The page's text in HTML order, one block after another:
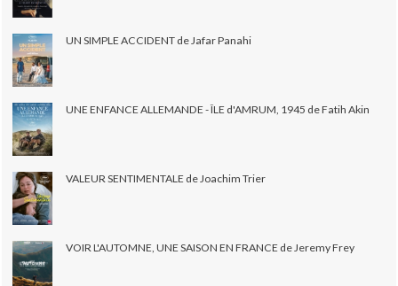
UN SIMPLE ACCIDENT de Jafar Panahi
UNE ENFANCE ALLEMANDE - ÎLE d'AMRUM, 1945 de Fatih Akin
VALEUR SENTIMENTALE de Joachim Trier
VOIR L'AUTOMNE, UNE SAISON EN FRANCE de Jeremy Frey